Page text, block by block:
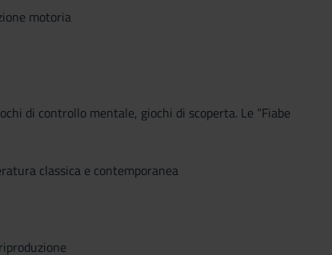
motoria
di controllo mentale, giochi di scoperta. Le “Fiabe
classica e contemporanea